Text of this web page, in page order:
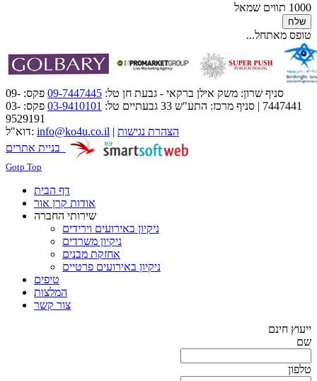
1000 תווים שמאל
שלח
טופס מאתחל...
סניף שרון: משק אילן ברקאי - גבעת חן טל: 09-7447445
פקס: 09-
7447441 | סניף מרכז: התע"ש 33 גבעתיים טל:
03-9410101
פקס: 03-
דוא"ל: info@ko4u.co.il | הצהרת נגישות
Gotp Top
דף הבית
אודות קרן אור
שירותי החברה
ניקיון באירועים וירידים
ניקיון משרדים
אחזקת מבנים
ניקיון באירועים פרטיים
טיפים
המלצות
צור קשר
ייעוץ חינם
שם
טלפון